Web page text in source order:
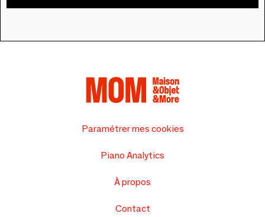
Paramétrer mes cookies
Piano Analytics
À propos
Contact